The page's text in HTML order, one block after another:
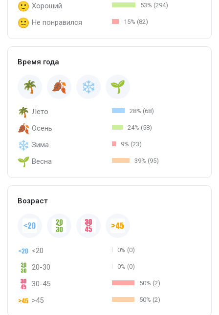
Хороший 53% (294)
Не понравился 15% (82)
Время года
Лето 28% (68)
Осень 24% (58)
Зима 9% (23)
Весна 39% (95)
Возраст
<20 0% (0)
20-30 0% (0)
30-45 50% (2)
>45 50% (2)